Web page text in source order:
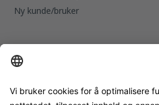
Ny kunde/bruker
KONTORLEVERANDØREN
Org. nr. 979596200
2827 Hunndalen